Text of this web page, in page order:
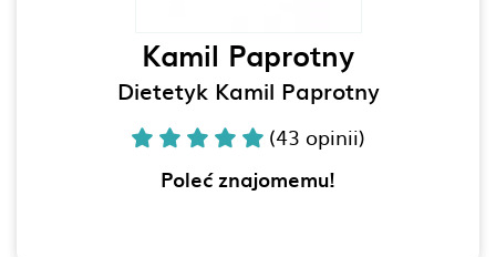
Kamil Paprotny
Dietetyk Kamil Paprotny
(43 opinii)
Poleć znajomemu!